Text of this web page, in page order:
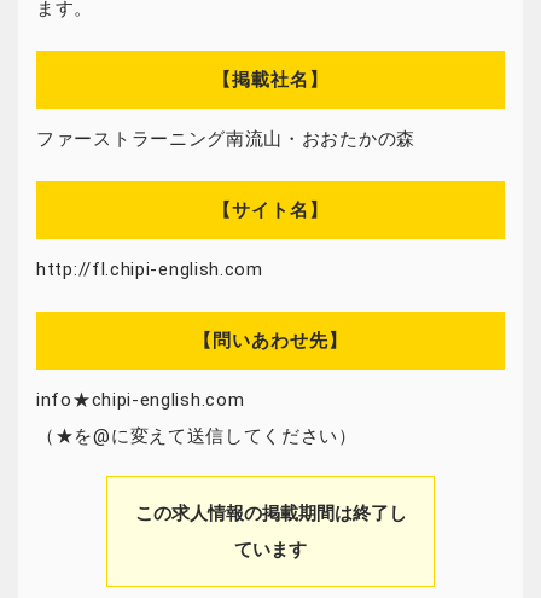
ます。
【掲載社名】
ファーストラーニング南流山・おおたかの森
【サイト名】
http://fl.chipi-english.com
【問いあわせ先】
info★chipi-english.com
（★を@に変えて送信してください）
この求人情報の掲載期間は終了し
ています